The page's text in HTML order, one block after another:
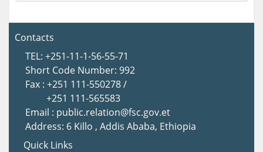
Contacts
TEL: +251-11-1-56-55-71
Short Code Number: 992
Fax : +251 111-550278 /
+251 111-565583
Email : public.relation@fsc.gov.et
Address: 6 Killo , Addis Ababa, Ethiopia
Quick Links